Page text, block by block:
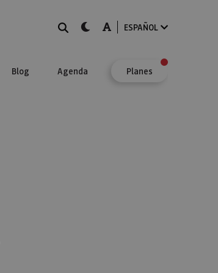
BUSCARdark-mode
A-modeESPAÑOL
Blog Agenda Planes